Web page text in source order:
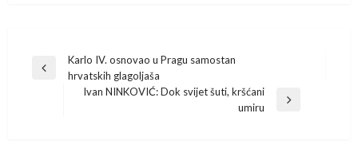
Navigacija
objava
Previous
Karlo IV. osnovao u Pragu samostan
hrvatskih glagoljaša
Ivan NINKOVIĆ: Dok svijet šuti, kršćani
umiru